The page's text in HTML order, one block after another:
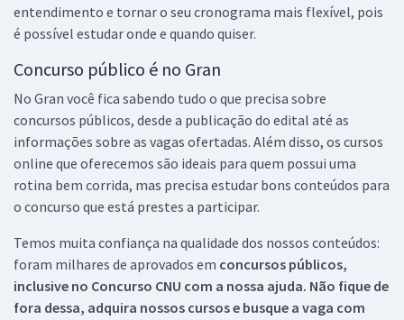
entendimento e tornar o seu cronograma mais flexível, pois
é possível estudar onde e quando quiser.
Concurso público é no Gran
No Gran você fica sabendo tudo o que precisa sobre
concursos públicos, desde a publicação do edital até as
informações sobre as vagas ofertadas. Além disso, os cursos
online que oferecemos são ideais para quem possui uma
rotina bem corrida, mas precisa estudar bons conteúdos para
o concurso que está prestes a participar.
Temos muita confiança na qualidade dos nossos conteúdos:
foram milhares de aprovados em concursos públicos,
inclusive no Concurso CNU com a nossa ajuda. Não fique de
fora dessa, adquira nossos cursos e busque a vaga com